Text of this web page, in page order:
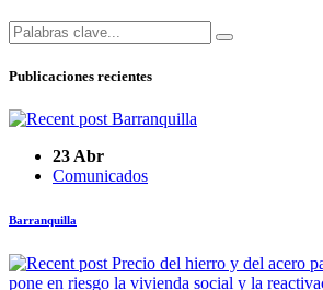
Publicaciones recientes
23 Abr
Comunicados
Barranquilla